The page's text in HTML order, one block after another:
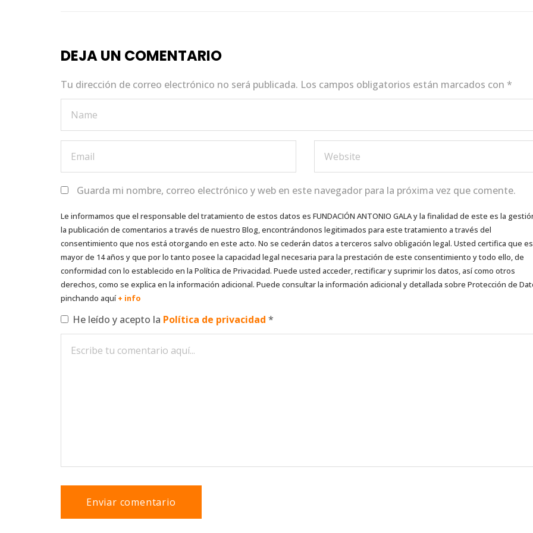
DEJA UN COMENTARIO
Tu dirección de correo electrónico no será publicada. Los campos obligatorios están marcados con *
Guarda mi nombre, correo electrónico y web en este navegador para la próxima vez que comente.
Le informamos que el responsable del tratamiento de estos datos es FUNDACIÓN ANTONIO GALA y la finalidad de este es la
la publicación de comentarios a través de nuestro Blog, encontrándonos legitimados para este tratamiento a través del
consentimiento que nos está otorgando en este acto. No se cederán datos a terceros salvo obligación legal. Usted certifica que es
mayor de 14 años y que por lo tanto posee la capacidad legal necesaria para la prestación de este consentimiento y todo ello, de
conformidad con lo establecido en la Política de Privacidad. Puede usted acceder, rectificar y suprimir los datos, así como otros
derechos, como se explica en la información adicional. Puede consultar la información adicional y detallada sobre Protección de
pinchando aquí+ info
He leído y acepto la Política de privacidad *